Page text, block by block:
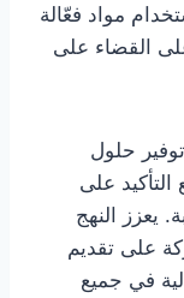
مواد فعّالة
القضاء على
حلول
على
يعزز النهج
على تقديم
في جميع